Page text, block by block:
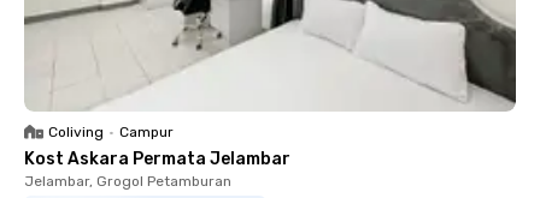
Coliving • Campur
Kost Askara Permata Jelambar
Jelambar, Grogol Petamburan